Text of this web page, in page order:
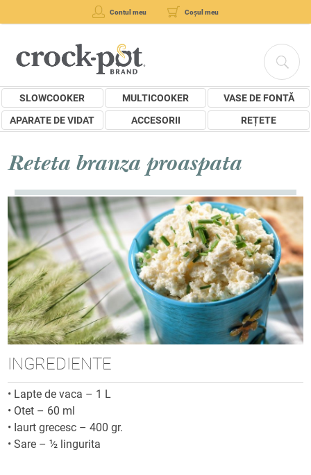
Contul meu Coșul meu
SLOWCOOKER MULTICOOKER
VASE DE FONTĂ
APARATE DE VIDAT
ACCESORII REȚETE
Reteta branza proaspata
INGREDIENTE
• Lapte de vaca – 1 L
• Otet – 60 ml
• Iaurt grecesc – 400 gr.
•Sare – ½ lingurita